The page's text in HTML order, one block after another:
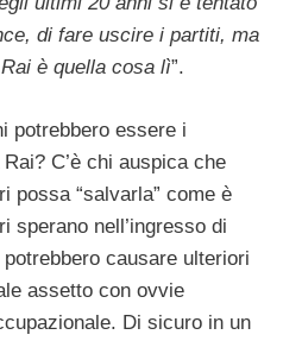
di fare uscire i partiti, ma
è quella cosa lì”.
potrebbero essere i
C’è chi auspica che
possa “salvarla” come è
sperano nell’ingresso di
causare ulteriori
assetto con ovvie
Di sicuro in un